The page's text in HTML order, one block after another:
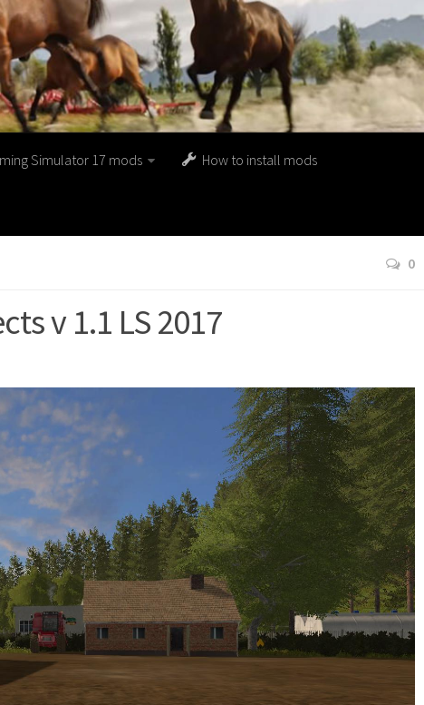
Simulator 17 mods How to install mods
0
v 1.1 LS 2017